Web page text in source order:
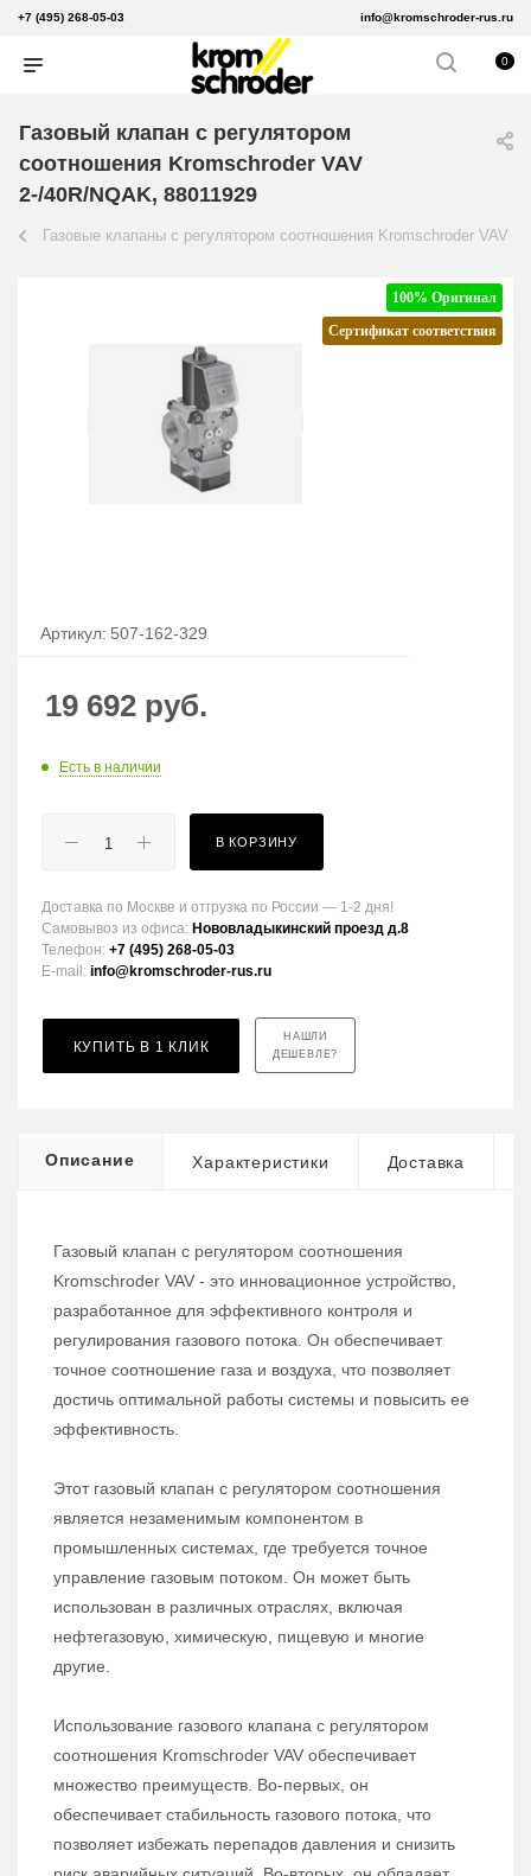
+7 (495) 268-05-03 info@kromschroder-rus.ru
0
Газовый клапан с регулятором
соотношения Kromschroder VAV
2-/40R/NQAK, 88011929
Газовые клапаны с регулятором соотношения Kromschroder VAV
100% Оригинал
Сертификат соответствия
Артикул: 507-162-329
19 692 руб.
Есть в наличии
В КОРЗИНУ
Доставка по Москве и отгрузка по России — 1-2 дня!
Самовывоз из офиса: Нововладыкинский проезд д.8
Телефон: +7 (495) 268-05-03
E-mail: info@kromschroder-rus.ru
КУПИТЬ В 1 КЛИК
НАШЛИ
ДЕШЕВЛЕ?
Описание Характеристики Доставка
Газовый клапан с регулятором соотношения
Kromschroder VAV - это инновационное устройство,
разработанное для эффективного контроля и
регулирования газового потока. Он обеспечивает
точное соотношение газа и воздуха, что позволяет
достичь оптимальной работы системы и повысить ее
эффективность.
Этот газовый клапан с регулятором соотношения
является незаменимым компонентом в
промышленных системах, где требуется точное
управление газовым потоком. Он может быть
использован в различных отраслях, включая
нефтегазовую, химическую, пищевую и многие
другие.
Использование газового клапана с регулятором
соотношения Kromschroder VAV обеспечивает
множество преимуществ. Во-первых, он
обеспечивает стабильность газового потока, что
позволяет избежать перепадов давления и снизить